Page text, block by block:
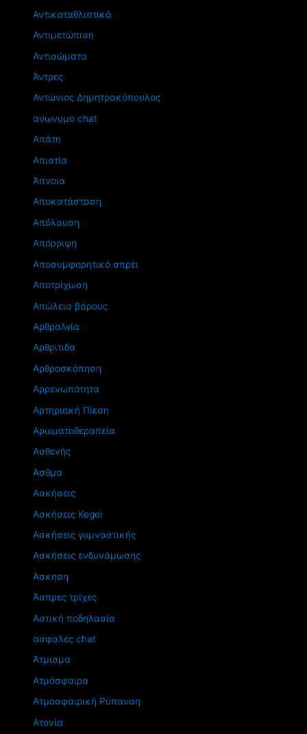
Αντικαταθλιπτικά
Αντιμετώπιση
Αντισώματα
Άντρες
Αντώνιος Δημητρακόπουλος
ανωνυμο chat
Απάτη
Απιστία
Άπνοια
Αποκατάσταση
Απόλαυση
Απόρριψη
Αποσυμφορητικό σπρέι
Αποτρίχωση
Απώλεια βάρους
Αρθραλγία
Αρθρίτιδα
Αρθροσκόπηση
Αρρενωπότητα
Αρτηριακή Πίεση
Αρωματοθεραπεία
Ασθενής
Άσθμα
Ασκήσεις
Ασκήσεις Kegel
Ασκήσεις γυμναστικής
Ασκήσεις ενδυνάμωσης
Άσκηση
Άσπρες τρίχες
Αστική ποδηλασία
ασφαλές chat
Άτμισμα
Ατμόσφαιρα
Ατμοσφαιρική Ρύπανση
Ατονία